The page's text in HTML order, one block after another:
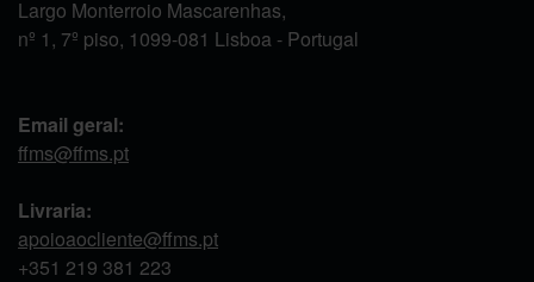
Largo Monterroio Mascarenhas,
nº 1, 7º piso, 1099-081 Lisboa - Portugal
Email geral:
ffms@ffms.pt
Livraria:
apoioaocliente@ffms.pt
+351 219 381 223